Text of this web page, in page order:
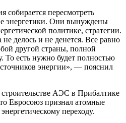
собирается пересмотреть
энергетики. Они вынуждены
политике, стратегии.
делось и не денется. Все равно
другой страны, полной
То есть нужно будет полностью
энергии», — пояснил
АЭС в Прибалтике
Евросоюз признал атомные
переходу.